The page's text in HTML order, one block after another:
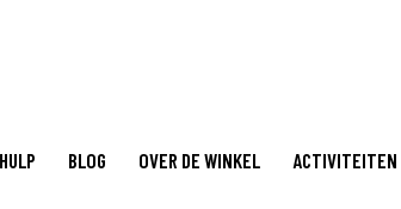
HULP BLOG OVER DE WINKEL ACTIVITEITEN